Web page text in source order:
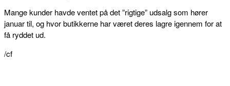
Mange kunder havde ventet på det ”rigtige” udsalg som hører
januar til, og hvor butikkerne har været deres lagre igennem for at
få ryddet ud.
/cf